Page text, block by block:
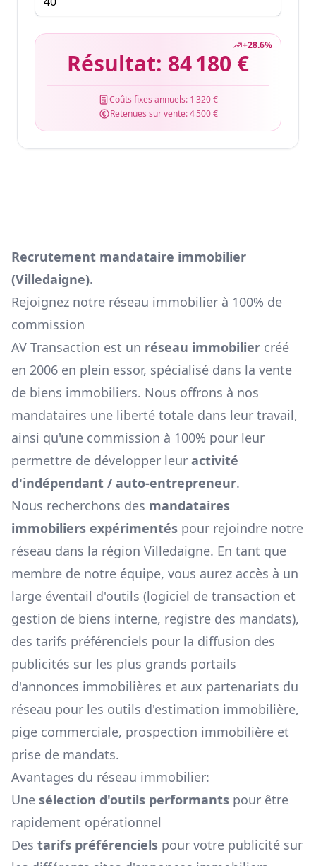
+28.6%
Résultat: 84 180 €
Coûts fixes annuels: 1 320 €
Retenues sur vente:4 500 €
Recrutement mandataire immobilier
(Villedaigne).
Rejoignez notre réseau immobilier à 100% de
commission
AV Transaction est un réseau immobilier créé
en 2006 en plein essor, spécialisé dans la vente
de biens immobiliers. Nous offrons à nos
mandataires une liberté totale dans leur travail,
ainsi qu'une commission à 100% pour leur
permettre de développer leur activité
d'indépendant / auto-entrepreneur.
Nous recherchons des mandataires
immobiliers expérimentés pour rejoindre notre
réseau dans la région Villedaigne. En tant que
membre de notre équipe, vous aurez accès à un
large éventail d'outils (logiciel de transaction et
gestion de biens interne, registre des mandats),
des tarifs préférenciels pour la diffusion des
publicités sur les plus grands portails
d'annonces immobilières et aux partenariats du
réseau pour les outils d'estimation immobilière,
pige commerciale, prospection immobilière et
prise de mandats.
Avantages du réseau immobilier:
Une sélection d'outils performants pour être
rapidement opérationnel
Des tarifs préférenciels pour votre publicité sur